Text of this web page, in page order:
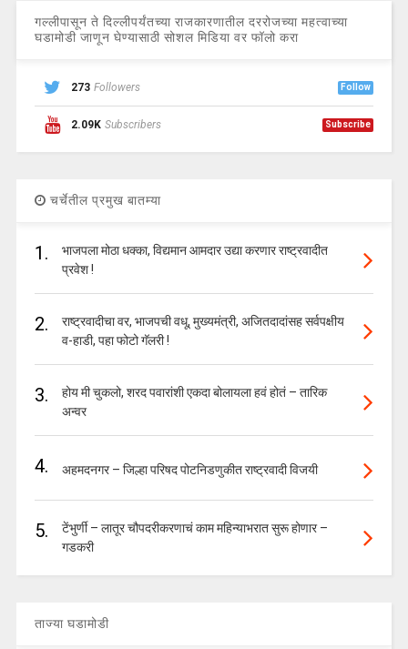
गल्लीपासून ते दिल्लीपर्यंतच्या राजकारणातील दररोजच्या महत्वाच्या
घडामोडी जाणून घेण्यासाठी सोशल मिडिया वर फॉलो करा
273 Followers Follow
2.09K Subscribers Subscribe
चर्चेतील प्रमुख बातम्या
1.
भाजपला मोठा धक्का, विद्यमान आमदार उद्या करणार राष्ट्रवादीत
प्रवेश !
2.
राष्ट्रवादीचा वर, भाजपची वधू, मुख्यमंत्री, अजितदादांसह सर्वपक्षीय
व-हाडी, पहा फोटो गॅलरी !
3.
होय मी चुकलो, शरद पवारांशी एकदा बोलायला हवं होतं – तारिक
अन्वर
4. अहमदनगर – जिल्हा परिषद पोटनिडणुकीत राष्ट्रवादी विजयी
5.
टेंभुर्णी – लातूर चौपदरीकरणाचं काम महिन्याभरात सुरू होणार –
गडकरी
ताज्या घडामोडी